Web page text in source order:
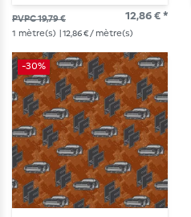
Bateau à Voile Bleu Clair
PVPC 19,79 € 12,86 € *
1 mètre(s) | 12,86 € / mètre(s)
-30%